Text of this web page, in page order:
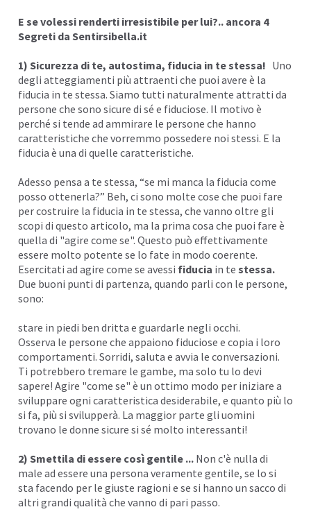
E se volessi renderti irresistibile per lui?.. ancora 4
Segreti da Sentirsibella.it
1) Sicurezza di te, autostima, fiducia in te stessa! Uno
degli atteggiamenti più attraenti che puoi avere è la
fiducia in te stessa. Siamo tutti naturalmente attratti da
persone che sono sicure di sé e fiduciose. Il motivo è
perché si tende ad ammirare le persone che hanno
caratteristiche che vorremmo possedere noi stessi. E la
fiducia è una di quelle caratteristiche.
Adesso pensa a te stessa, “se mi manca la fiducia come
posso ottenerla?” Beh, ci sono molte cose che puoi fare
per costruire la fiducia in te stessa, che vanno oltre gli
scopi di questo articolo, ma la prima cosa che puoi fare è
quella di "agire come se". Questo può effettivamente
essere molto potente se lo fate in modo coerente.
Esercitati ad agire come se avessi fiducia in te stessa.
Due buoni punti di partenza, quando parli con le persone,
sono:
stare in piedi ben dritta e guardarle negli occhi.
Osserva le persone che appaiono fiduciose e copia i loro
comportamenti. Sorridi, saluta e avvia le conversazioni.
Ti potrebbero tremare le gambe, ma solo tu lo devi
sapere! Agire "come se" è un ottimo modo per iniziare a
sviluppare ogni caratteristica desiderabile, e quanto più lo
si fa, più si svilupperà. La maggior parte gli uomini
trovano le donne sicure si sé molto interessanti!
2) Smettila di essere così gentile ... Non c'è nulla di
male ad essere una persona veramente gentile, se lo si
sta facendo per le giuste ragioni e se si hanno un sacco di
altri grandi qualità che vanno di pari passo.